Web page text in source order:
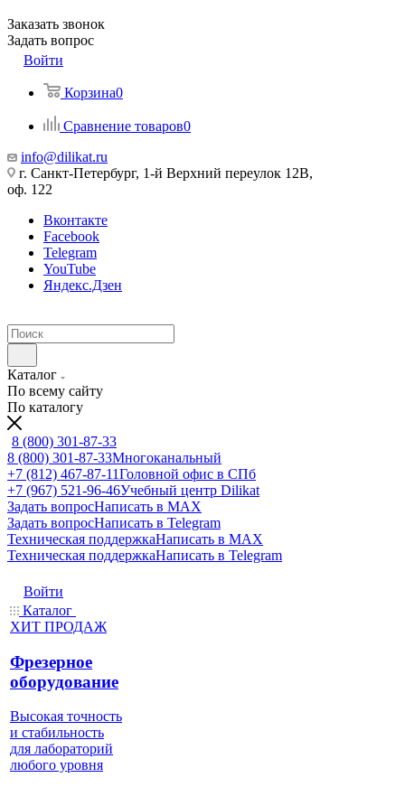
Заказать звонок
Задать вопрос
Войти
Корзина0
Сравнение товаров0
info@dilikat.ru
г. Санкт-Петербург, 1-й Верхний переулок 12В,
оф. 122
Вконтакте
Facebook
Telegram
YouTube
Яндекс.Дзен
Каталог
По всему сайту
По каталогу
8 (800) 301-87-33
8 (800) 301-87-33Многоканальный
+7 (812) 467-87-11Головной офис в СПб
+7 (967) 521-96-46Учебный центр Dilikat
Задать вопросНаписать в MAX
Задать вопросНаписать в Telegram
Техническая поддержкаНаписать в MAX
Техническая поддержкаНаписать в Telegram
Войти
Каталог
ХИТ ПРОДАЖ
Фрезерное
оборудование
Высокая точность
и стабильность
для лабораторий
любого уровня